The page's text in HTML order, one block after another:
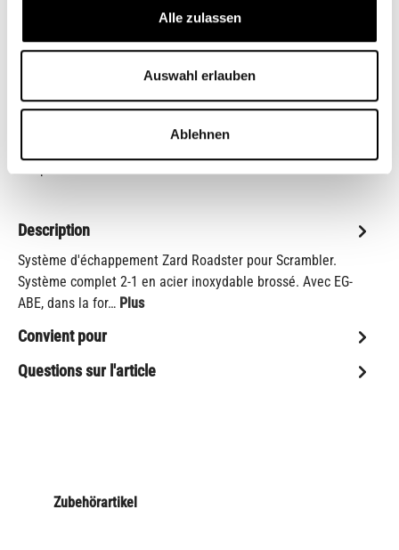
Alle zulassen
Auswahl erlauben
Ablehnen
Réinitialiser la sélection
Description
Système d'échappement Zard Roadster pour Scrambler.
Système complet 2-1 en acier inoxydable brossé. Avec EG-
ABE, dans la for… Plus
Convient pour
Questions sur l'article
Zubehörartikel